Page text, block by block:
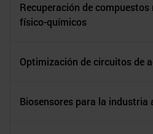
Recuperación de
físico-químicos
Optimización de circuitos de
Biosensores para la industria